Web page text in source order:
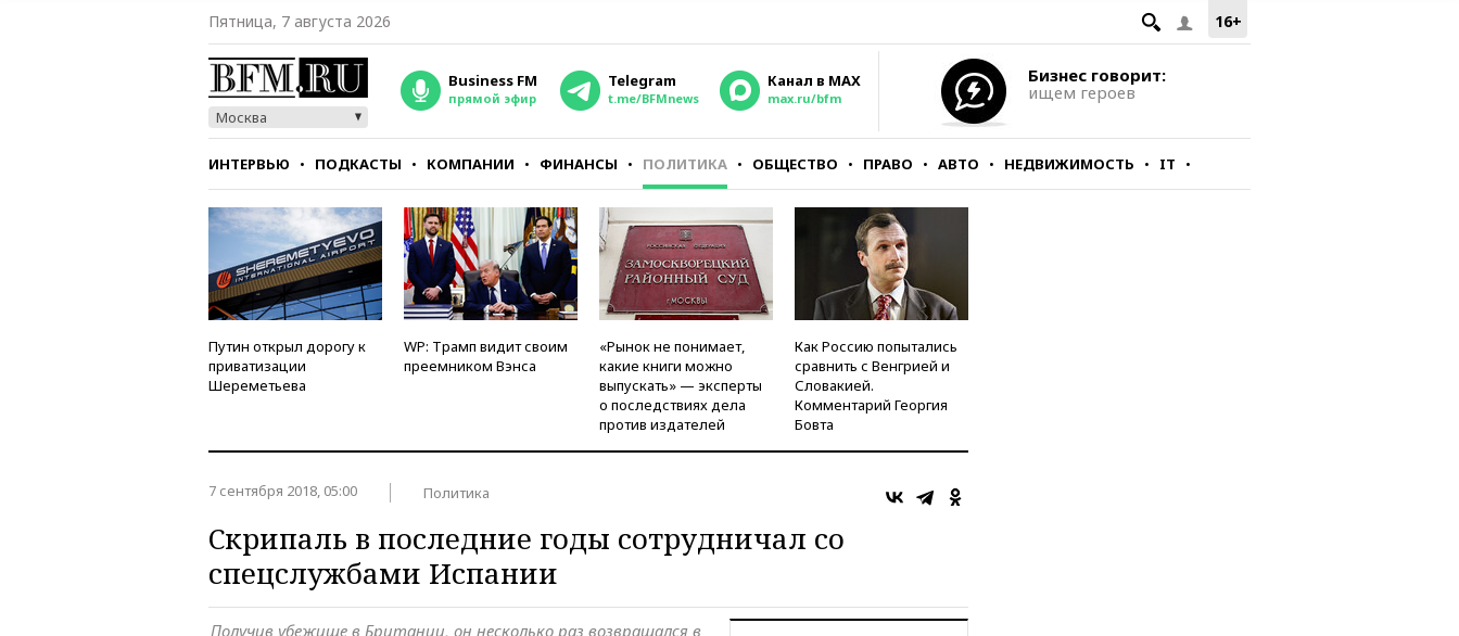
16+
Пятница, 7 августа 2026
Москва
Business FM
прямой эфир
Telegram
t.me/BFMnews
Канал в MAX
max.ru/bfm
Бизнес говорит:
ищем героев
ИНТЕРВЬЮ ПОДКАСТЫ КОМПАНИИ ФИНАНСЫ ПОЛИТИКА ОБЩЕСТВО ПРАВО АВТО НЕДВИЖИМОСТЬ IT
СТИЛЬ ТЕСТЫ
Путин открыл дорогу к
приватизации
Шереметьева
WP: Трамп видит своим
преемником Вэнса
«Рынок не понимает,
какие книги можно
выпускать» — эксперты
о последствиях дела
против издателей
Как Россию попытались
сравнить с Венгрией и
Словакией.
Комментарий Георгия
Бовта
7 сентября 2018, 05:00 Политика
Скрипаль в последние годы сотрудничал со
спецслужбами Испании
Получив убежище в Британии, он несколько раз возвращался в